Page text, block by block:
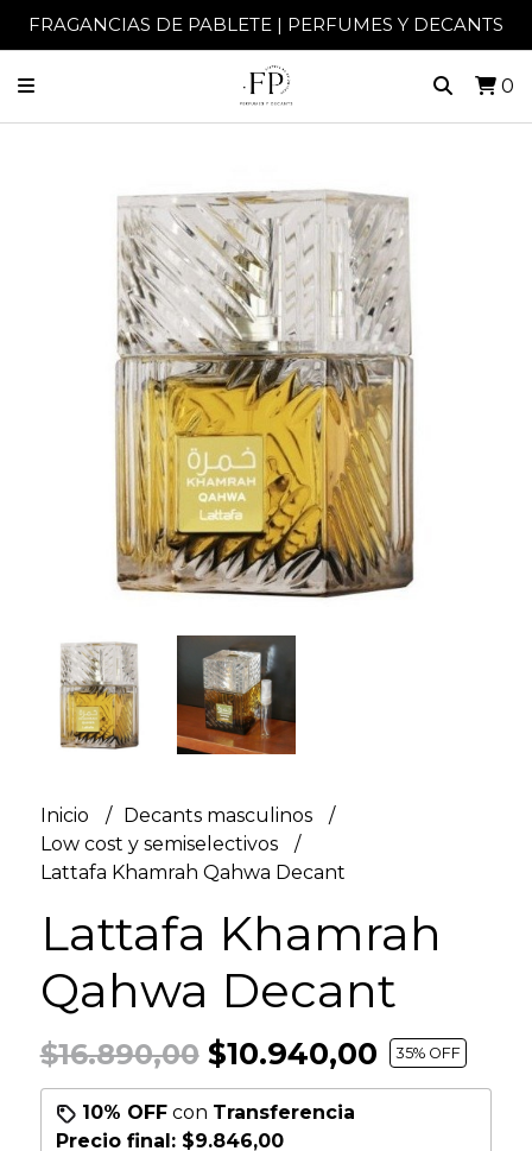
FRAGANCIAS DE PABLETE | PERFUMES Y DECANTS
0
Inicio
Decants masculinos
Low cost y semiselectivos
Lattafa Khamrah Qahwa Decant
Lattafa Khamrah
Qahwa Decant
$16.890,00$10.940,00 35% OFF
10% OFFcon Transferencia
Precio final: $9.846,00